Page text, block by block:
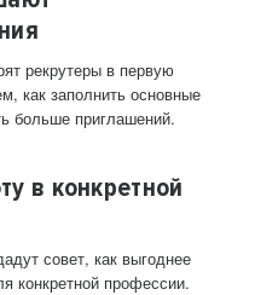
рекрутеры в первую
как заполнить основные
больше приглашений.
в конкретной
совет, как выгоднее
конкретной профессии.